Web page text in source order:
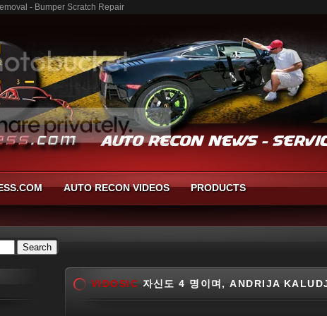
- Bumper Scratch Repair
AUTO RECON VIDEOS PRODUCTS
VIDOSIC 자신도 4 명이며, ANDRIJA